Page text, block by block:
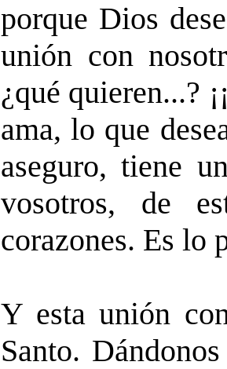
porque Dios
unión con
¿qué quieren...?
ama, lo que
aseguro, tiene
vosotros, de
corazones. Es lo
Y esta unión
Santo.